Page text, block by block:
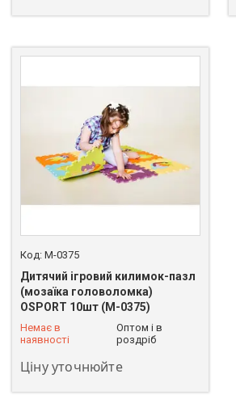
M-0375
Дитячий ігровий килимок-пазл
(мозаїка головоломка)
OSPORT 10шт (M-0375)
Немає в
наявності
Оптом і в
роздріб
Ціну уточнюйте
+380 (93) 625-49-82